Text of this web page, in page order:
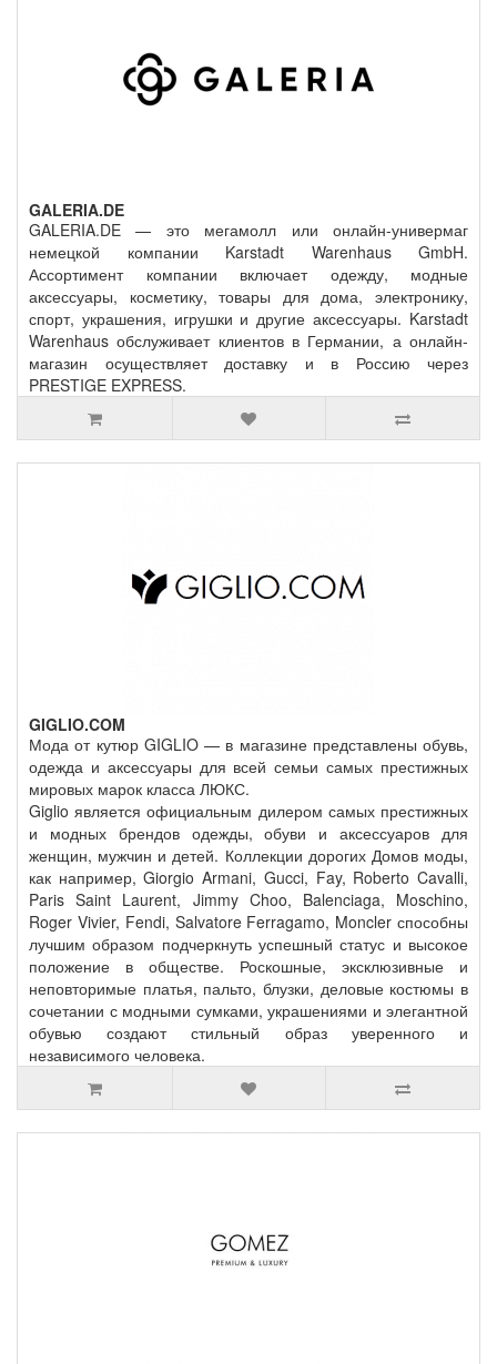
GALERIA.DE
GALERIA.DE — это мегамолл или онлайн-универмаг
немецкой компании Karstadt Warenhaus GmbH.
Ассортимент компании включает одежду, модные
аксессуары, косметику, товары для дома, электронику,
спорт, украшения, игрушки и другие аксессуары. Karstadt
Warenhaus обслуживает клиентов в Германии, а онлайн-
магазин осуществляет доставку и в Россию через
PRESTIGE EXPRESS.
GIGLIO.COM
Мода от кутюр GIGLIO — в магазине представлены обувь,
одежда и аксессуары для всей семьи самых престижных
мировых марок класса ЛЮКС.
Giglio является официальным дилером самых престижных
и модных брендов одежды, обуви и аксессуаров для
женщин, мужчин и детей. Коллекции дорогих Домов моды,
как например, Giorgio Armani, Gucci, Fay, Roberto Cavalli,
Paris Saint Laurent, Jimmy Choo, Balenciaga, Moschino,
Roger Vivier, Fendi, Salvatore Ferragamo, Moncler способны
лучшим образом подчеркнуть успешный статус и высокое
положение в обществе. Роскошные, эксклюзивные и
неповторимые платья, пальто, блузки, деловые костюмы в
сочетании с модными сумками, украшениями и элегантной
обувью создают стильный образ уверенного и
независимого человека.